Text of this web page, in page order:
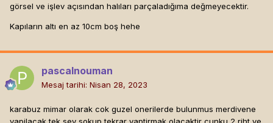
görsel ve işlev açısından halıları parçaladığıma değmeyecektir.
Kapıların altı en az 10cm boş hehe
pascalnouman
Mesaj tarihi: Nisan 28, 2023
karabuz mimar olarak cok guzel onerilerde bulunmus merdivene